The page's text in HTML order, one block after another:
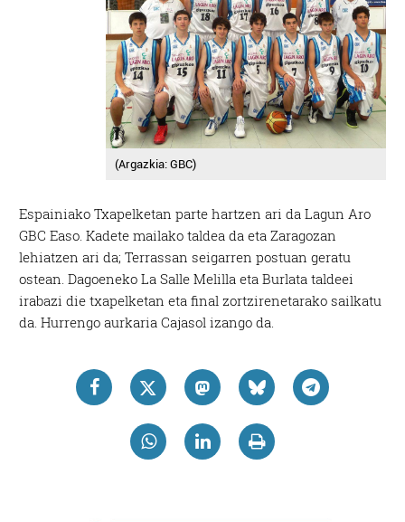
(Argazkia: GBC)
Espainiako Txapelketan parte hartzen ari da Lagun Aro
GBC Easo. Kadete mailako taldea da eta Zaragozan
lehiatzen ari da; Terrassan seigarren postuan geratu
ostean. Dagoeneko La Salle Melilla eta Burlata taldeei
irabazi die txapelketan eta final zortzirenetarako sailkatu
da. Hurrengo aurkaria Cajasol izango da.